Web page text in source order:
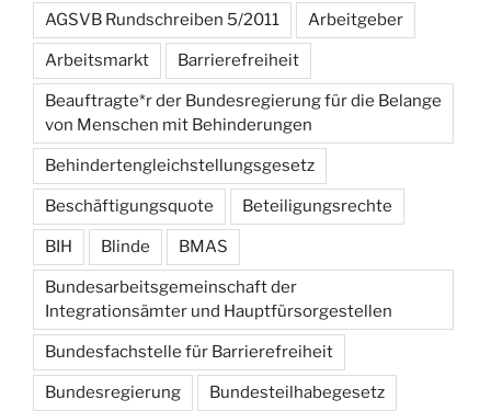
AGSVB Rundschreiben 5/2011 Arbeitgeber
Arbeitsmarkt Barrierefreiheit
Beauftragte*r der Bundesregierung für die Belange
von Menschen mit Behinderungen
Behindertengleichstellungsgesetz
Beschäftigungsquote Beteiligungsrechte
BIH Blinde BMAS
Bundesarbeitsgemeinschaft der
Integrationsämter und Hauptfürsorgestellen
Bundesfachstelle für Barrierefreiheit
Bundesregierung Bundesteilhabegesetz